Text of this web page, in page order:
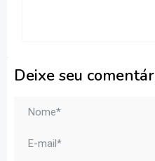
Deixe seu